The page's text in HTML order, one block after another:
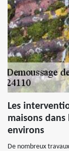
Les
maisons
environs
De nombreux